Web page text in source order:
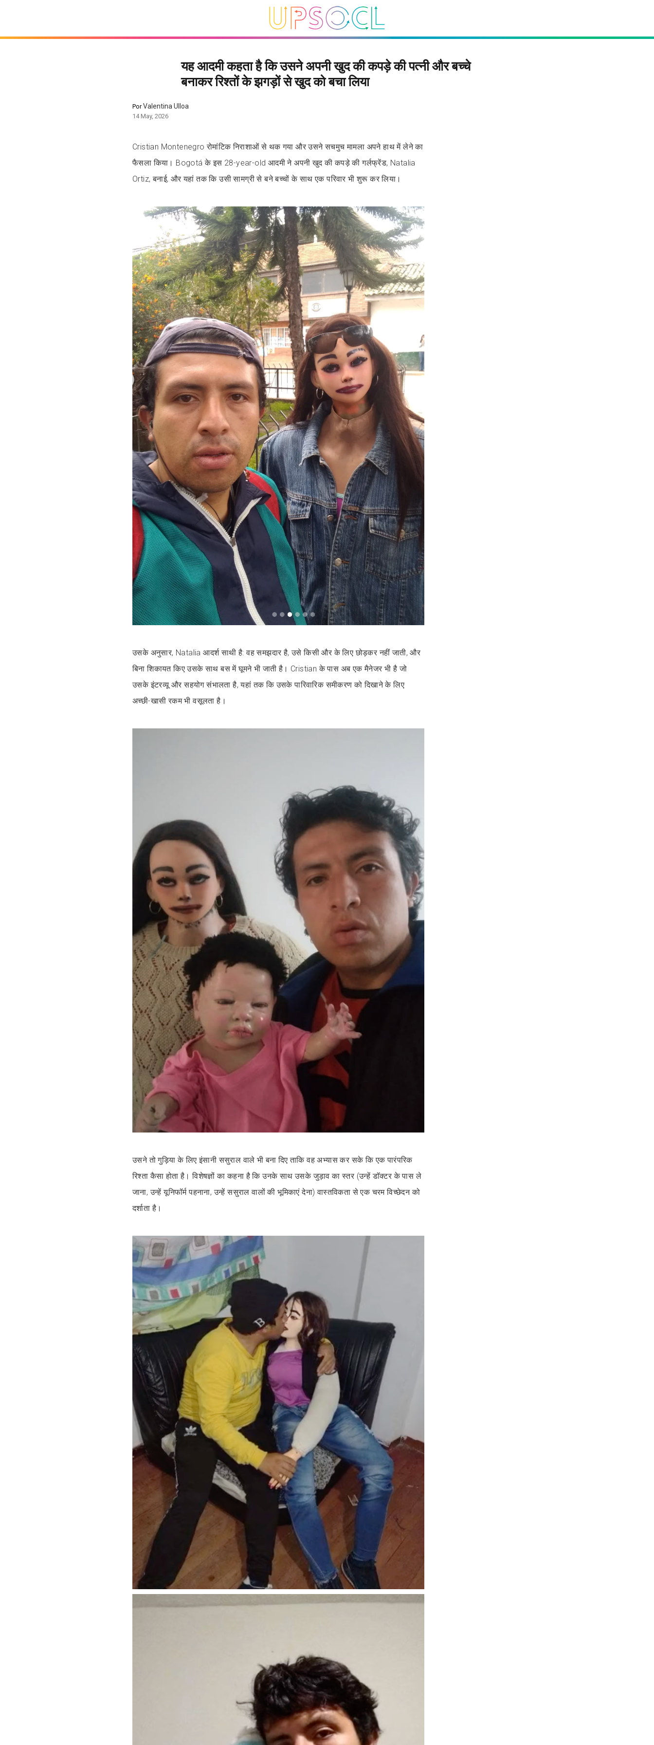
यह आदमी कहता है कि उसने अपनी खुद की कपड़े की पत्नी और बच्चे
बनाकर रिश्तों के झगड़ों से खुद को बचा लिया
PorValentina Ulloa
14 May, 2026
Cristian Montenegro रोमांटिक निराशाओं से थक गया और उसने सचमुच मामला अपने हाथ में लेने का
फैसला किया। Bogotá के इस 28-year-old आदमी ने अपनी खुद की कपड़े की गर्लफ्रेंड, Natalia
Ortiz, बनाई, और यहां तक कि उसी सामग्री से बने बच्चों के साथ एक परिवार भी शुरू कर लिया।
उसके अनुसार, Natalia आदर्श साथी है: वह समझदार है, उसे किसी और के लिए छोड़कर नहीं जाती, और
बिना शिकायत किए उसके साथ बस में घूमने भी जाती है। Cristian के पास अब एक मैनेजर भी है जो
उसके इंटरव्यू और सहयोग संभालता है, यहां तक कि उसके पारिवारिक समीकरण को दिखाने के लिए
अच्छी-खासी रकम भी वसूलता है।
उसने तो गुड़िया के लिए इंसानी ससुराल वाले भी बना दिए ताकि वह अभ्यास कर सके कि एक पारंपरिक
रिश्ता कैसा होता है। विशेषज्ञों का कहना है कि उनके साथ उसके जुड़ाव का स्तर (उन्हें डॉक्टर के पास ले
जाना, उन्हें यूनिफॉर्म पहनाना, उन्हें ससुराल वालों की भूमिकाएं देना) वास्तविकता से एक चरम विच्छेदन को
दर्शाता है।